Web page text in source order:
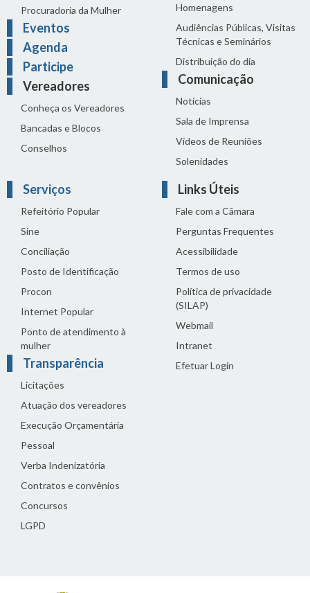
Procuradoria da Mulher
Eventos
Agenda
Participe
Vereadores
Conheça os Vereadores
Bancadas e Blocos
Conselhos
Homenagens
Audiências Públicas, Visitas
Técnicas e Seminários
Distribuição do dia
Comunicação
Notícias
Sala de Imprensa
Vídeos de Reuniões
Solenidades
Serviços
Refeitório Popular
Sine
Conciliação
Posto de Identificação
Procon
Internet Popular
Ponto de atendimento à
mulher
Transparência
Licitações
Atuação dos vereadores
Execução Orçamentária
Pessoal
Verba Indenizatória
Contratos e convênios
Concursos
LGPD
Links Úteis
Fale com a Câmara
Perguntas Frequentes
Acessibilidade
Termos de uso
Política de privacidade
(SILAP)
Webmail
Intranet
Efetuar Login